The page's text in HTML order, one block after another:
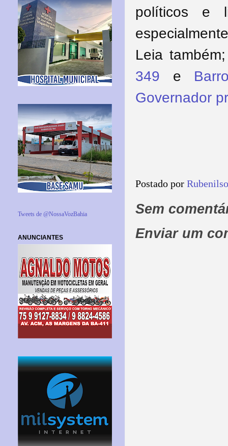
políticos e
Leia
349 e
Governador
Postado por
Sem
Enviar um
Tweets de @NossaVozBahia
ANUNCIANTES